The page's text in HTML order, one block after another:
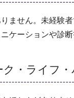
ません。未経験
ケーションや診
・ライフ